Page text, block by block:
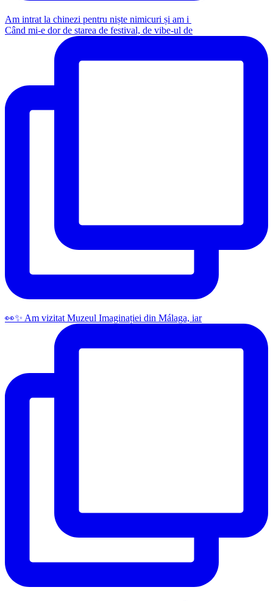
Am intrat la chinezi pentru niște nimicuri și am i
Când mi-e dor de starea de festival, de vibe-ul de
👀✨️ Am vizitat Muzeul Imaginației din Málaga, iar